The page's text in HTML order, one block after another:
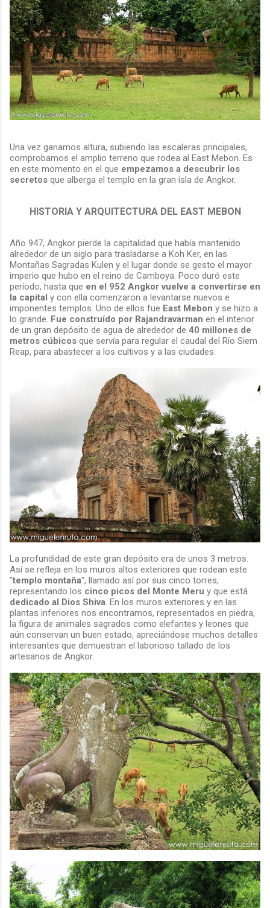
Una vez ganamos altura, subiendo las escaleras principales,
comprobamos el amplio terreno que rodea al East Mebon. Es
en este momento en el que empezamos a descubrir los
secretos que alberga el templo en la gran isla de Angkor.
HISTORIA Y ARQUITECTURA DEL EAST MEBON
Año 947, Angkor pierde la capitalidad que había mantenido
alrededor de un siglo para trasladarse a Koh Ker, en las
Montañas Sagradas Kulen y el lugar donde se gesto el mayor
imperio que hubo en el reino de Camboya. Poco duró este
período, hasta que en el 952 Angkor vuelve a convertirse en
la capital y con ella comenzaron a levantarse nuevos e
imponentes templos. Uno de ellos fue East Mebon y se hizo a
lo grande. Fue construído por Rajandravarman en el interior
de un gran depósito de agua de alrededor de 40 millones de
metros cúbicos que servía para regular el caudal del Río Siem
Reap, para abastecer a los cultivos y a las ciudades.
La profundidad de este gran depósito era de unos 3 metros.
Así se refleja en los muros altos exteriores que rodean este
"templo montaña", llamado así por sus cinco torres,
representando los cinco picos del Monte Meru y que está
dedicado al Dios Shiva. En los muros exteriores y en las
plantas inferiores nos encontramos, representados en piedra,
la figura de animales sagrados como elefantes y leones que
aún conservan un buen estado, apreciándose muchos detalles
interesantes que demuestran el laborioso tallado de los
artesanos de Angkor.